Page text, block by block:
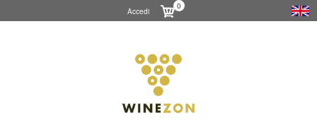
Accedi
0